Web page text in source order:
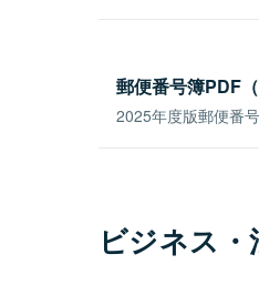
郵便番号簿PDF
2025年度版郵便番
ビジネス